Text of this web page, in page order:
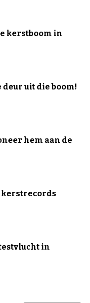
kerstboom in
deur uit die boom!
hem aan de
kerstrecords
in